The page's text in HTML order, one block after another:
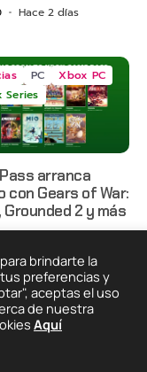
Hace 2 días
PC
Xbox PC
Series
arranca
con Gears of War:
Grounded 2 y más
& Nothing
brindarte la
preferencias y
aceptas el uso
de nuestra
Aquí